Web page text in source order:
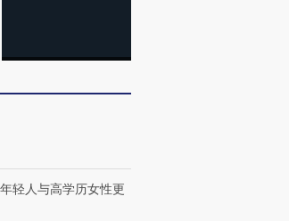
尿检体内含3种
度Z世代 用街头抗争将教
现】寻找100种
CFO：不靠规模取胜，华
轻人与高学历女性更